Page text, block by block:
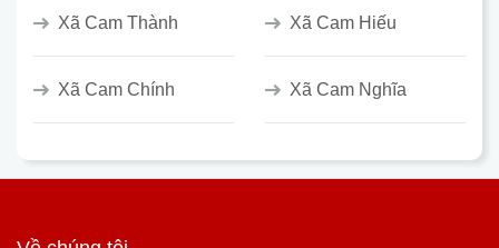
Xã Cam Thành Xã Cam Hiếu
Xã Cam Chính Xã Cam Nghĩa